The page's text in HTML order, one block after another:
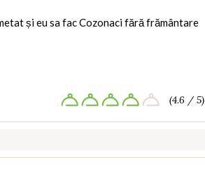
și eu sa fac Cozonaci fără frământare
(4.6 / 5)